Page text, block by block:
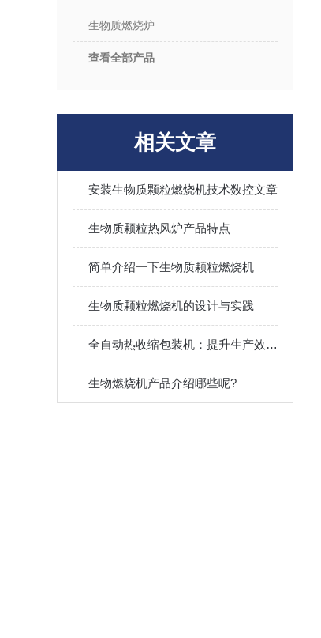
生物质燃烧炉
查看全部产品
相关文章
安装生物质颗粒燃烧机技术数控文章
生物质颗粒热风炉产品特点
简单介绍一下生物质颗粒燃烧机
生物质颗粒燃烧机的设计与实践
全自动热收缩包装机：提升生产效率与品质的仪器
生物燃烧机产品介绍哪些呢?